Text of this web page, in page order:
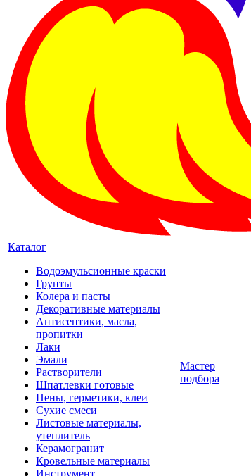
Каталог
Водоэмульсионные краски
Грунты
Колера и пасты
Декоративные материалы
Антисептики, масла,
пропитки
Лаки
Эмали
Растворители
Шпатлевки готовые
Пены, герметики, клеи
Сухие смеси
Листовые материалы,
утеплитель
Керамогранит
Кровельные материалы
Инструмент
Мастер
подбора